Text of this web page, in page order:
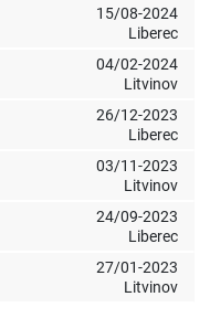
15/08-2024
Liberec
04/02-2024
Litvinov
26/12-2023
Liberec
03/11-2023
Litvinov
24/09-2023
Liberec
27/01-2023
Litvinov